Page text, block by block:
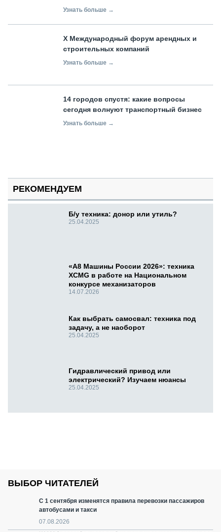
Узнать больше →
X Международный форум арендных и
строительных компаний
Узнать больше →
14 городов спустя: какие вопросы
сегодня волнуют транспортный бизнес
Узнать больше →
РЕКОМЕНДУЕМ
Б/у техника: донор или утиль?
25.04.2025
«А8 Машины России 2026»: техника
XCMG в работе на Национальном
конкурсе механизаторов
14.07.2026
Как выбрать самосвал: техника под
задачу, а не наоборот
25.04.2025
Гидравлический привод или
электрический? Изучаем нюансы
25.04.2025
ВЫБОР ЧИТАТЕЛЕЙ
С 1 сентября изменятся правила перевозки пассажиров
автобусами и такси
07.08.2026